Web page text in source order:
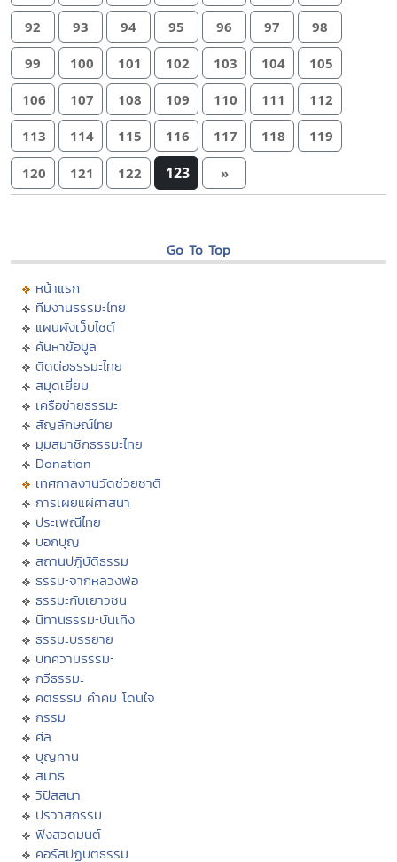
92 93 94 95 96 97 98
99 100 101 102 103 104 105
106 107 108 109 110 111 112
113 114 115 116 117 118 119
120 121 122 123 »
Go To Top
หน้าแรก
ทีมงานธรรมะไทย
แผนผังเว็บไซต์
ค้นหาข้อมูล
ติดต่อธรรมะไทย
สมุดเยี่ยม
เครือข่ายธรรมะ
สัญลักษณ์ไทย
มุมสมาชิกธรรมะไทย
Donation
เทศกาลงานวัดช่วยชาติ
การเผยแผ่ศาสนา
ประเพณีไทย
บอกบุญ
สถานปฏิบัติธรรม
ธรรมะจากหลวงพ่อ
ธรรมะกับเยาวชน
นิทานธรรมะบันเทิง
ธรรมะบรรยาย
บทความธรรมะ
กวีธรรมะ
คติธรรม คำคม โดนใจ
กรรม
ศีล
บุญทาน
สมาธิ
วิปัสสนา
ปริวาสกรรม
ฟังสวดมนต์
คอร์สปฏิบัติธรรม